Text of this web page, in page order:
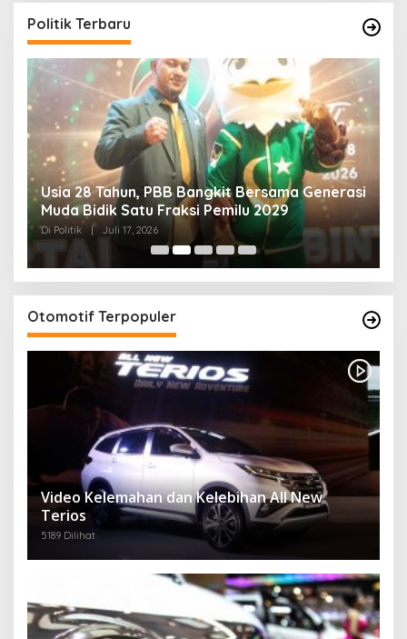
Politik Terbaru
Usia 28 Tahun, PBB Bangkit Bersama Generasi
Muda Bidik Satu Fraksi Pemilu 2029
Di Politik | Juli 17, 2026
Otomotif Terpopuler
Video Kelemahan dan Kelebihan All New
Terios
5189 Dilihat